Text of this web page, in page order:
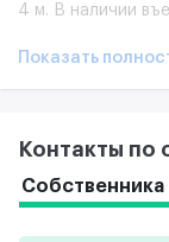
4 м. В наличии
(паровое
доступ. При
арендные
Показать
Контакты по
Собственника